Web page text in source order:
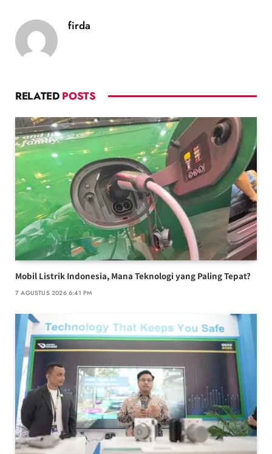
firda
RELATED POSTS
Mobil Listrik Indonesia, Mana Teknologi yang Paling Tepat?
7 AGUSTUS 2026 6:41 PM